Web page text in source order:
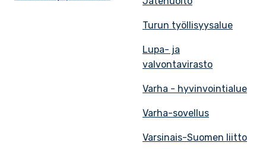
Turun työllisyysalue
Lupa- ja
valvontavirasto
Varha - hyvinvointialue
Varha-sovellus
Varsinais-Suomen liitto